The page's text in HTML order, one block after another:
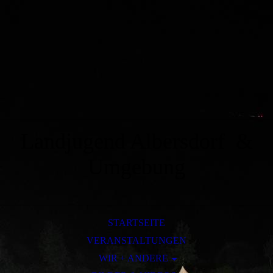
STARTSEITE
VERANSTALTUNGEN
WIR + ANDERE